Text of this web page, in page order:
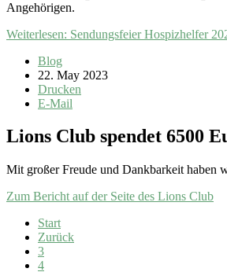
Angehörigen.
Weiterlesen: Sendungsfeier Hospizhelfer
Blog
22. May 2023
Drucken
E-Mail
Lions Club spendet 6500
Mit großer Freude und Dankbarkeit haben
Zum Bericht auf der Seite des Lions Club
Start
Zurück
3
4